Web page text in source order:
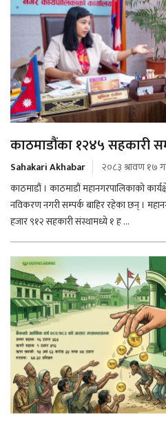
काठमाडौंका १२४५ सहकारी
Sahakari Akhabar
२०८३ श्रावण १७
काठमाडौं । काठमाडौं महानगरपालिकाको
नविकरण नगरी सम्पर्क बाहिर रहेका छन् ।
हजार ९१२ सहकारी संस्थामध्ये १ ह ...